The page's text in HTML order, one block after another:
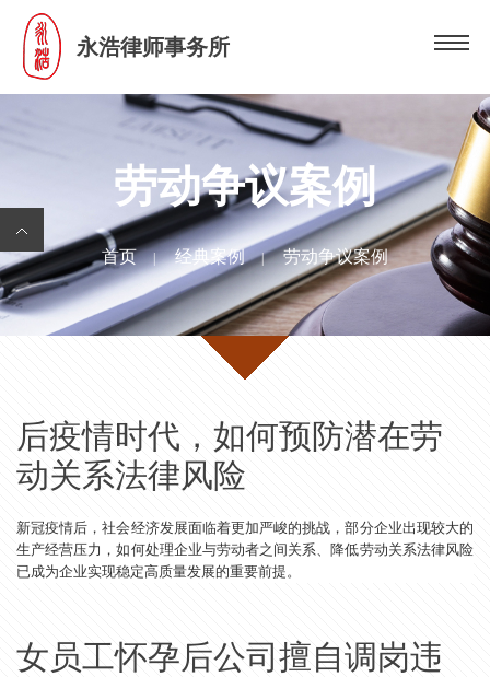
永浩律师事务所
劳动争议案例
首页 | 经典案例 | 劳动争议案例
后疫情时代，如何预防潜在劳
动关系法律风险
新冠疫情后，社会经济发展面临着更加严峻的挑战，部分企业出现较大的
生产经营压力，如何处理企业与劳动者之间关系、降低劳动关系法律风险
已成为企业实现稳定高质量发展的重要前提。
女员工怀孕后公司擅自调岗违